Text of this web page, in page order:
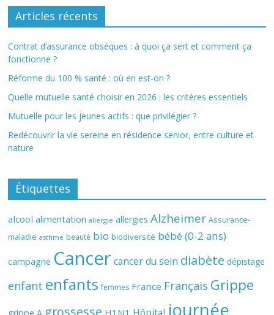
Articles récents
Contrat d’assurance obsèques : à quoi ça sert et comment ça
fonctionne ?
Réforme du 100 % santé : où en est-on ?
Quelle mutuelle santé choisir en 2026 : les critères essentiels
Mutuelle pour les jeunes actifs : que privilégier ?
Redécouvrir la vie sereine en résidence senior, entre culture et
nature
Étiquettes
alcool alimentation allergie allergies Alzheimer Assurance-
maladie asthme beauté bio biodiversité bébé (0-2 ans)
campagne Cancer cancer du sein diabète dépistage
enfant enfants femmes France Français Grippe
grossesse H1N1
journée